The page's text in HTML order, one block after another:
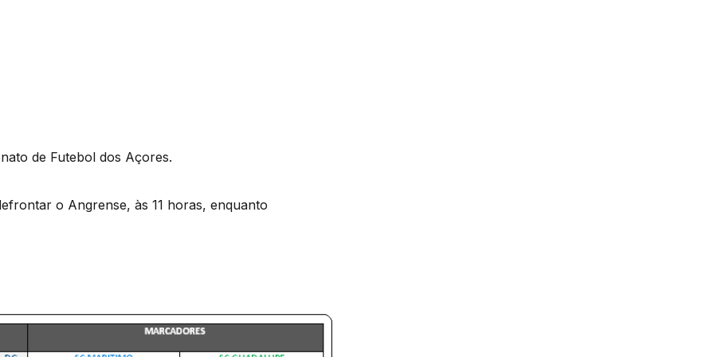
de Futebol dos Açores.
o Angrense, às 11 horas, enquanto